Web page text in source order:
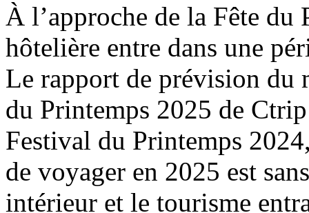
À l’approche de la Fête
hôtelière entre dans une
Le rapport de prévision du
du Printemps 2025 de
Festival du Printemps
de voyager en 2025 est
intérieur et le tourisme